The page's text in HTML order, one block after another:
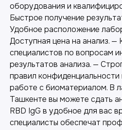
оборудования и
Быстрое получение
Удобное расположение
Доступная цена на анализ. —
специалистов по вопросам
результатов анализа. —
правил
работе с биоматериалом. В
Ташкенте вы можете сдать
RBD IgG в удобное для вас
специалисты обеспечат